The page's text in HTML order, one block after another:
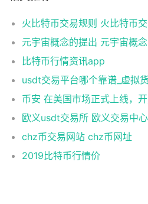
火比特币交易规则 火比特币
元宇宙概念的提出 元宇宙概
比特币行情资讯app
usdt交易平台哪个靠谱_虚拟
欧义usdt交易所 欧义交易中
chz币交易网站 chz币网址
2019比特币行情价